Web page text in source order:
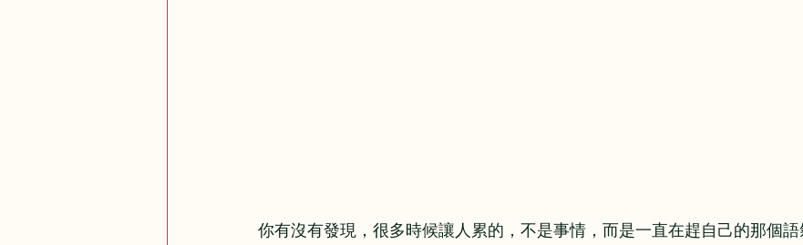
你有沒有發現，很多時候讓人累的，不是事情，而是一直在趕自己的那個語